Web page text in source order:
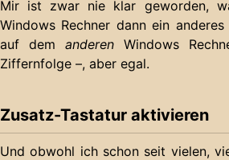
Mir ist zwar nie klar geworden,
Windows Rechner dann ein
auf dem anderenWindows
Ziffernfolge –, aber egal.
Zusatz-Tastatur aktivieren
Und obwohl ich schon seit vielen,